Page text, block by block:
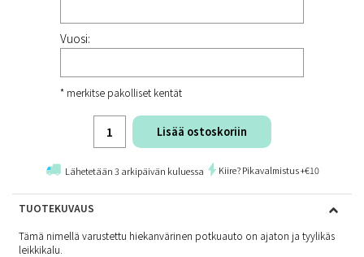
Vuosi:
* merkitse pakolliset kentät
Lisää ostoskoriin
Lähetetään 3 arkipäivän kuluessa Kiire? Pikavalmistus +€10
TUOTEKUVAUS
Tämä nimellä varustettu hiekanvärinen potkuauto on ajaton ja tyylikäs
leikkikalu.